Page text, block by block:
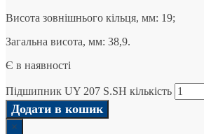
Висота зовнішнього кільця, мм: 19;
Загальна висота, мм: 38,9.
Є в наявності
Підшипник UY 207 S.SH кількість
Додати в кошик
×